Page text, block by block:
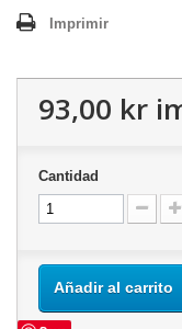
Imprimir
93,00 kr
Cantidad
Añadir al carrito